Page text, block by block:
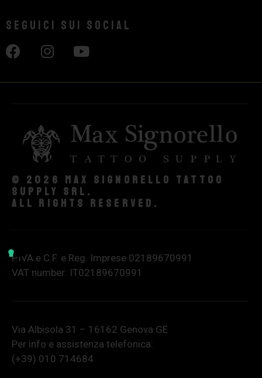
Seguici sui social
© 2026 Max Signorello Tattoo
supply srl.
All rights reserved.
P.IVA e C.F. e Reg. Imprese 02189670991
VAT number: IT02189670991
Via Albisola 31 – 16162 Genova GE
Per info e assistenza telefonica:
(+39) 010 714684